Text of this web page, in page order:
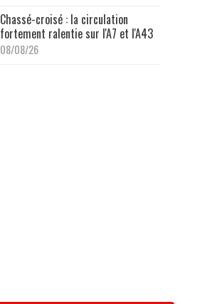
Chassé-croisé : la circulation
fortement ralentie sur l'A7 et l'A43
08/08/26